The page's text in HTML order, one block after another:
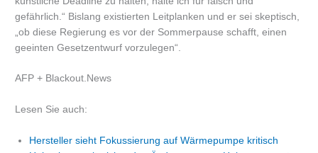
gefährlich.“ Bislang existierten Leitplanken und er sei skeptisch,
„ob diese Regierung es vor der Sommerpause schafft, einen
geeinten Gesetzentwurf vorzulegen“.
AFP + Blackout.News
Lesen Sie auch:
Hersteller sieht Fokussierung auf Wärmepumpe kritisch